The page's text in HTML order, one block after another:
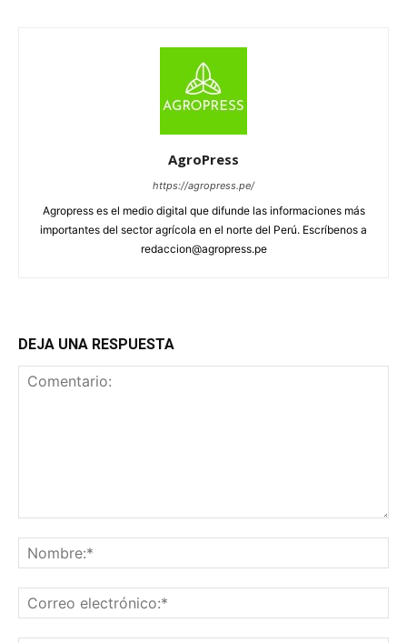
AgroPress
https://agropress.pe/
Agropress es el medio digital que difunde las informaciones más
importantes del sector agrícola en el norte del Perú. Escríbenos a
redaccion@agropress.pe
DEJA UNA RESPUESTA